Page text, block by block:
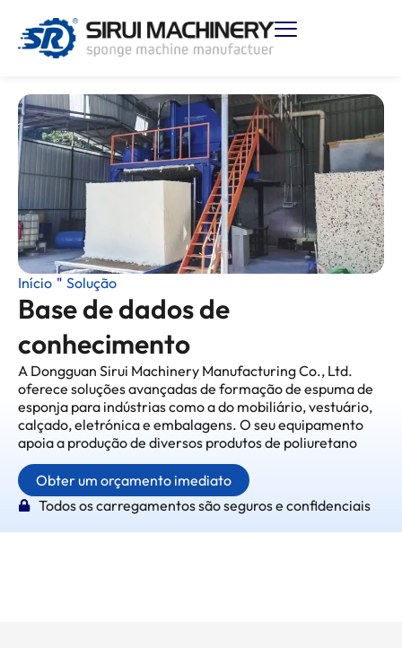
Início " Solução
Base de dados de
conhecimento
A Dongguan Sirui Machinery Manufacturing Co., Ltd.
oferece soluções avançadas de formação de espuma de
esponja para indústrias como a do mobiliário, vestuário,
calçado, eletrónica e embalagens. O seu equipamento
apoia a produção de diversos produtos de poliuretano
Obter um orçamento imediato
Todos os carregamentos são seguros e confidenciais